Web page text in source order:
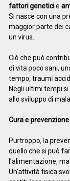
fattori geneticie
Si nasce con una
maggior parte dei
un virus.
Ciò che può
di vita poco sani,
tempo, traumi
Negli ultimi tempi
allo sviluppo di
Cura e prevenzione
Purtroppo, la
quello che si può
l’alimentazione,
Un’attività fisica